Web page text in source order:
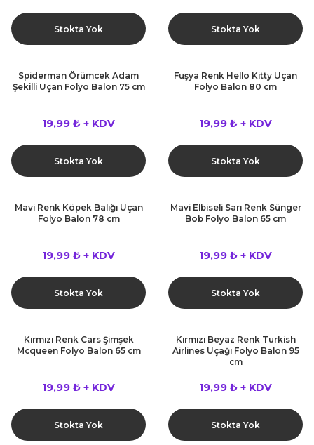
Stokta Yok Stokta Yok
Spiderman Örümcek Adam
Şekilli Uçan Folyo Balon 75 cm
19,99 ₺ + KDV
Stokta Yok
Fuşya Renk Hello Kitty Uçan
Folyo Balon 80 cm
19,99 ₺ + KDV
Stokta Yok
Mavi Renk Köpek Balığı Uçan
Folyo Balon 78 cm
19,99 ₺ + KDV
Stokta Yok
Mavi Elbiseli Sarı Renk Sünger
Bob Folyo Balon 65 cm
19,99 ₺ + KDV
Stokta Yok
Kırmızı Renk Cars Şimşek
Mcqueen Folyo Balon 65 cm
19,99 ₺ + KDV
Stokta Yok
Kırmızı Beyaz Renk Turkish
Airlines Uçağı Folyo Balon 95
cm
19,99 ₺ + KDV
Stokta Yok